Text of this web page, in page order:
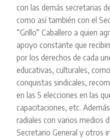
con las demás secretarias
como así también con el
“Grillo” Caballero a quien
apoyo constante que
por los derechos de cada
educativas, culturales,
conquistas sindicales,
en las 5 elecciones en las
capacitaciones, etc.
radiales con varios medios
Secretario General y otros